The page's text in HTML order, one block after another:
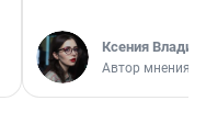
Ксения
Автор мнения